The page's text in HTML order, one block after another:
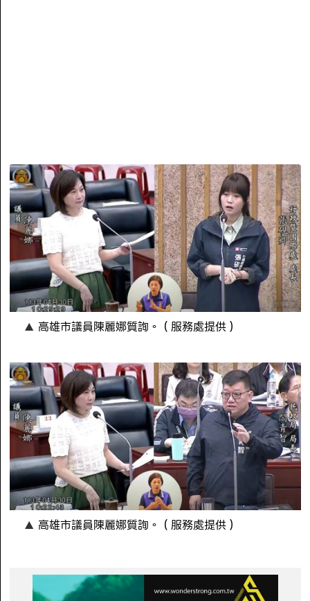
高雄市議員陳麗娜質詢。（服務處提供）
高雄市議員陳麗娜質詢。（服務處提供）